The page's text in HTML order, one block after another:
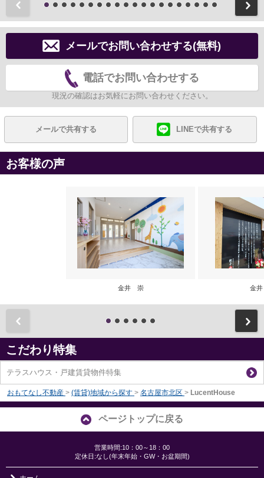
メールでお問い合わせする(無料)
電話でお問い合わせする
現況の確認はお気軽にお問い合わせください。
メールで共有する LINEで共有する
お客様の声
金井 崇 金
こだわり特集
テラスハウス・戸建賃貸物件特集
おもてなし不動産 > (賃貸)地域から探す > 名古屋市北区 > LucentHouse
ページトップに戻る
営業時間:10：00～18：00
定休日:なし(年末年始・GW・お盆期間)